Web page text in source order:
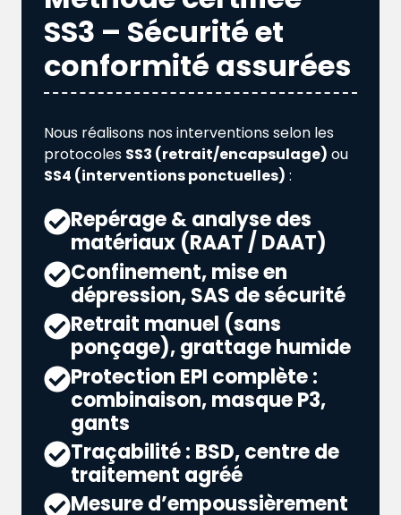
SS3 – Sécurité et
conformité assurées
Nous réalisons nos interventions selon les
protocoles SS3 (retrait/encapsulage) ou
SS4 (interventions ponctuelles) :
Repérage & analyse des
matériaux (RAAT / DAAT)
Confinement, mise en
dépression, SAS de sécurité
Retrait manuel (sans
ponçage), grattage humide
Protection EPI complète :
combinaison, masque P3,
gants
Traçabilité : BSD, centre de
traitement agréé
Mesure d’empoussièrement